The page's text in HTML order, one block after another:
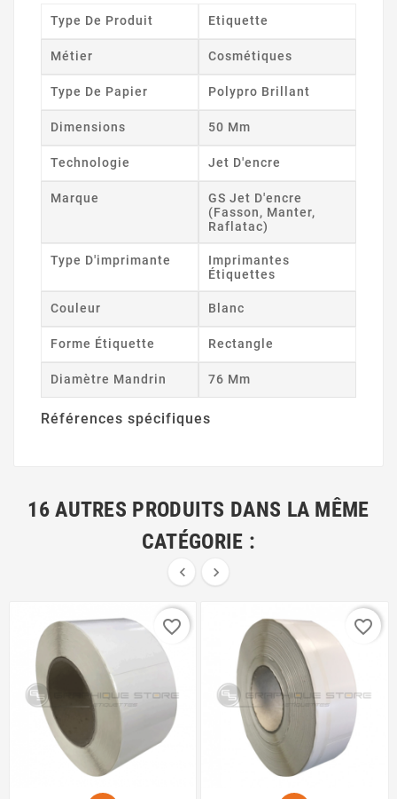
Type De Produit Etiquette
Métier Cosmétiques
Type De Papier Polypro Brillant
Dimensions 50 Mm
Technologie Jet D'encre
Marque
GS Jet D'encre
(Fasson, Manter,
Raflatac)
Type D'imprimante
Imprimantes
Étiquettes
Couleur Blanc
Forme Étiquette Rectangle
Diamètre Mandrin 76 Mm
Références spécifiques
16 AUTRES PRODUITS DANS LA MÊME
CATÉGORIE :
 
favorite_border favorite_border